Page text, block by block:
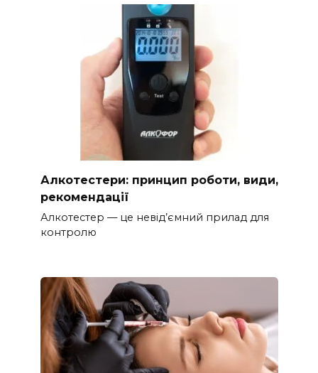
Алкотестери: принцип роботи, види,
рекомендації
Алкотестер — це невід’ємний прилад для
контролю